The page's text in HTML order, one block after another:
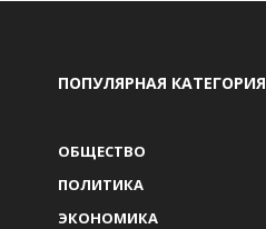
ПОПУЛЯРНАЯ КАТЕГОРИЯ
ОБЩЕСТВО
ПОЛИТИКА
ЭКОНОМИКА